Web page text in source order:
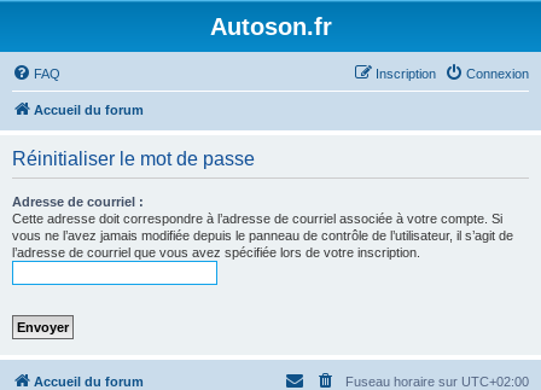
Autoson.fr
FAQ Connexion
Inscription
Accueil du forum
Réinitialiser le mot de passe
Adresse de courriel :
Cette adresse doit correspondre à l’adresse de courriel associée à votre compte. Si
vous ne l’avez jamais modifiée depuis le panneau de contrôle de l’utilisateur, il s’agit de
l’adresse de courriel que vous avez spécifiée lors de votre inscription.
Accueil du forum Fuseau horaire sur UTC+02:00